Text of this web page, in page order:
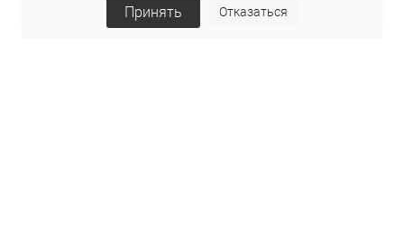
Принять Отказаться